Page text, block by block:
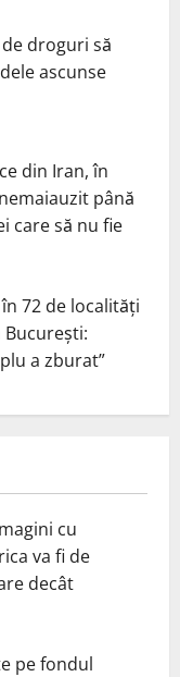
droguri să
ascunse
din Iran, în
până
care să nu fie
72 de localități
a zburat”
cu
va fi de
decât
pe fondul